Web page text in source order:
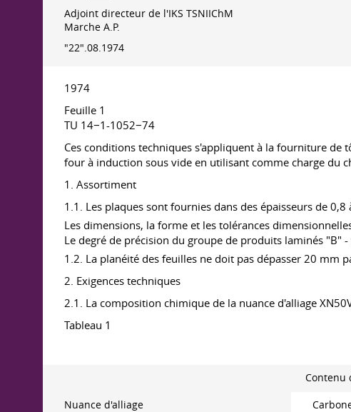
Adjoint directeur de l'IKS TSNIIChM
Marche A.P.
"22".08.1974
1974
Feuille 1
TU 14−1-1052−74
Ces conditions techniques s'appliquent à la fourniture de
four à induction sous vide en utilisant comme charge du
1. Assortiment
1.1. Les plaques sont fournies dans des épaisseurs de 0,8
Les dimensions, la forme et les tolérances
Le degré de précision du groupe de produits laminés "B"
1.2. La planéité des feuilles ne doit pas dépasser 20 mm
2. Exigences techniques
2.1. La composition chimique de la nuance d'alliage
Tableau 1
Nuance d'alliage
Contenu